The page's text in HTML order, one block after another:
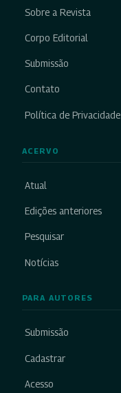
Sobre a Revista
Corpo Editorial
Submissão
Contato
Política de Privacidade
ACERVO
Atual
Edições anteriores
Pesquisar
Notícias
PARA AUTORES
Submissão
Cadastrar
Acesso